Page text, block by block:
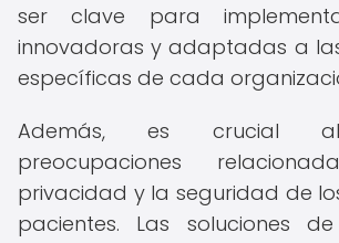
ser clave para
innovadoras y adaptadas a
específicas de cada
Además, es crucial
preocupaciones
privacidad y la seguridad de
pacientes. Las soluciones